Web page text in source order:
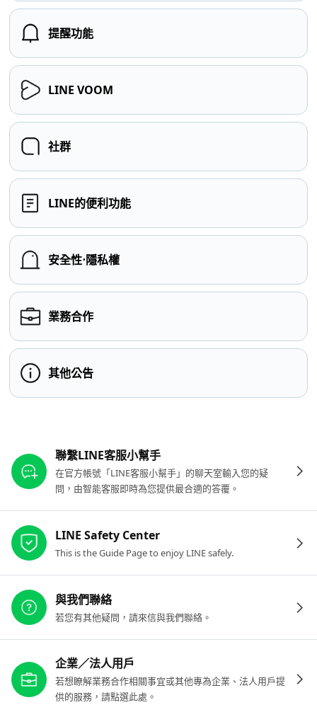
提醒功能
LINE VOOM
社群
LINE的便利功能
安全性⋅隱私權
業務合作
其他公告
聯繫LINE客服小幫手
在官方帳號「LINE客服小幫手」的聊天室輸入您的疑
問，由智能客服即時為您提供最合適的答覆。
LINE Safety Center
This is the Guide Page to enjoy LINE safely.
與我們聯絡
若您有其他疑問，請來信與我們聯絡。
企業／法人用戶
若想瞭解業務合作相關事宜或其他專為企業、法人用戶提
供的服務，請點選此處。